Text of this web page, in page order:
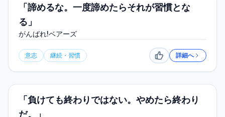
「諦めるな。一度諦めたらそれが習慣とな
る」
がんばれ!ベアーズ
意志 継続・習慣 いいね詳細へ
「負けても終わりではない。やめたら終わり
だ。」